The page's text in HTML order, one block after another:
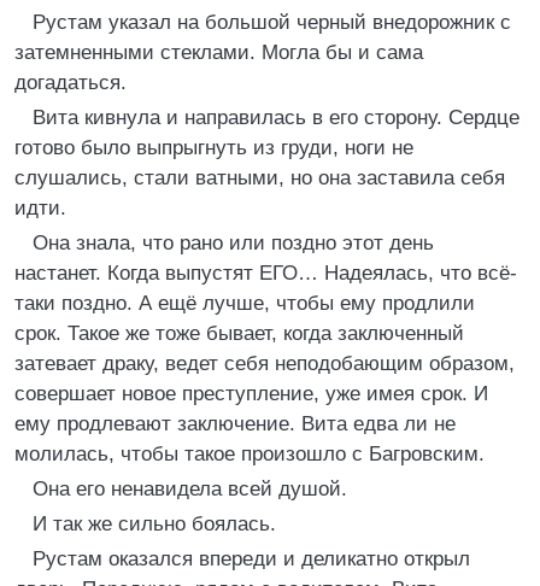
Рустам указал на большой черный внедорожник с
затемненными стеклами. Могла бы и сама
догадаться.
Вита кивнула и направилась в его сторону. Сердце
готово было выпрыгнуть из груди, ноги не
слушались, стали ватными, но она заставила себя
идти.
Она знала, что рано или поздно этот день
настанет. Когда выпустят ЕГО… Надеялась, что всё-
таки поздно. А ещё лучше, чтобы ему продлили
срок. Такое же тоже бывает, когда заключенный
затевает драку, ведет себя неподобающим образом,
совершает новое преступление, уже имея срок. И
ему продлевают заключение. Вита едва ли не
молилась, чтобы такое произошло с Багровским.
Она его ненавидела всей душой.
И так же сильно боялась.
Рустам оказался впереди и деликатно открыл